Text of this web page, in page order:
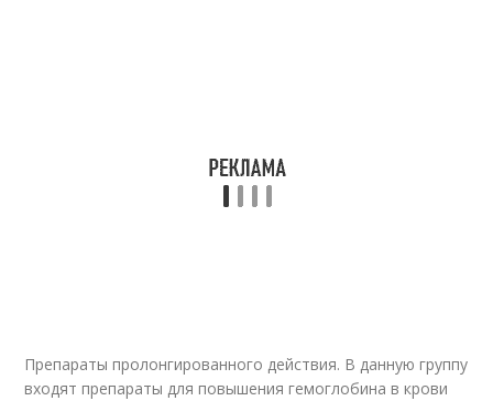
Препараты пролонгированного действия. В данную группу
входят препараты для повышения гемоглобина в крови